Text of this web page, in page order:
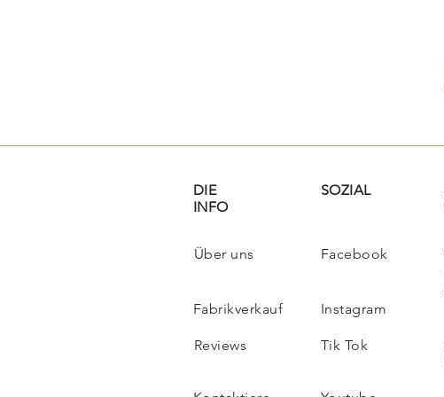
DIE
INFO
Über uns
Fabrikverkauf
Reviews
SOZIAL
Facebook
Instagram
Tik Tok